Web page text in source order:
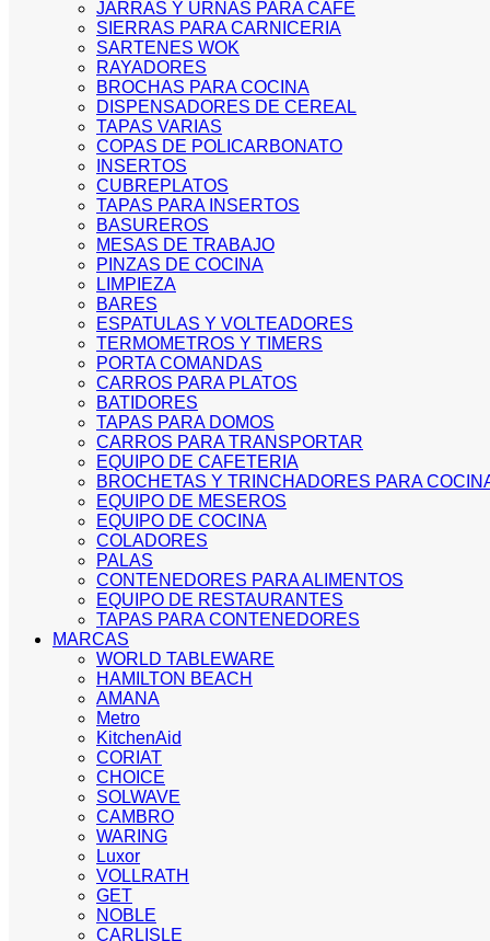
JARRAS Y URNAS PARA CAFE
SIERRAS PARA CARNICERIA
SARTENES WOK
RAYADORES
BROCHAS PARA COCINA
DISPENSADORES DE CEREAL
TAPAS VARIAS
COPAS DE POLICARBONATO
INSERTOS
CUBREPLATOS
TAPAS PARA INSERTOS
BASUREROS
MESAS DE TRABAJO
PINZAS DE COCINA
LIMPIEZA
BARES
ESPATULAS Y VOLTEADORES
TERMOMETROS Y TIMERS
PORTA COMANDAS
CARROS PARA PLATOS
BATIDORES
TAPAS PARA DOMOS
CARROS PARA TRANSPORTAR
EQUIPO DE CAFETERIA
BROCHETAS Y TRINCHADORES PARA
EQUIPO DE MESEROS
EQUIPO DE COCINA
COLADORES
PALAS
CONTENEDORES PARA ALIMENTOS
EQUIPO DE RESTAURANTES
TAPAS PARA CONTENEDORES
MARCAS
WORLD TABLEWARE
HAMILTON BEACH
AMANA
Metro
KitchenAid
CORIAT
CHOICE
SOLWAVE
CAMBRO
WARING
Luxor
VOLLRATH
GET
NOBLE
CARLISLE